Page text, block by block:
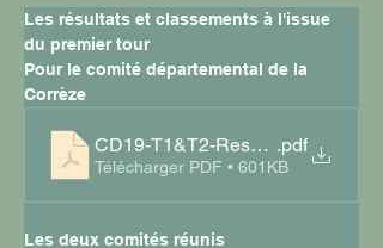
Les résultats et classements à l'issue
du premier tour
Pour le comité départemental de la
Corrèze
CD19-T1&T2-Resultat.pdf
Télécharger PDF • 601KB
Les deux comités réunis